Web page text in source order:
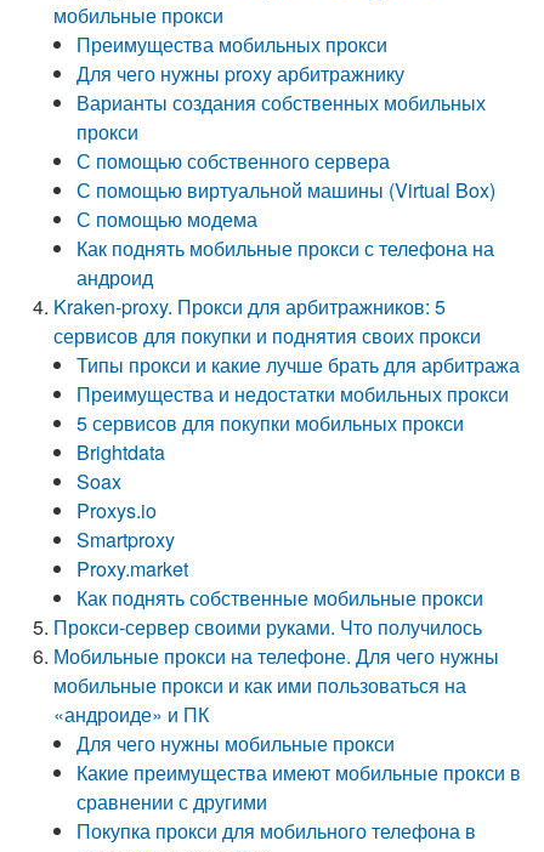
мобильные прокси
Преимущества мобильных прокси
Для чего нужны proxy арбитражнику
Варианты создания собственных мобильных
прокси
С помощью собственного сервера
С помощью виртуальной машины (Virtual Box)
С помощью модема
Как поднять мобильные прокси с телефона на
андроид
Kraken-proxy. Прокси для арбитражников: 5
сервисов для покупки и поднятия своих прокси
Типы прокси и какие лучше брать для арбитража
Преимущества и недостатки мобильных прокси
5 сервисов для покупки мобильных прокси
Brightdata
Soax
Proxys.io
Smartproxy
Proxy.market
Как поднять собственные мобильные прокси
Прокси-сервер своими руками. Что получилось
Мобильные прокси на телефоне. Для чего нужны
мобильные прокси и как ими пользоваться на
«андроиде» и ПК
Для чего нужны мобильные прокси
Какие преимущества имеют мобильные прокси в
сравнении с другими
Покупка прокси для мобильного телефона в